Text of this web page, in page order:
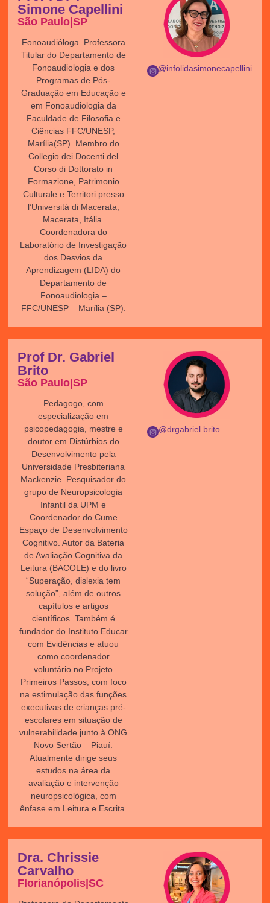
@infolidasimonecapellini
Simone Capellini
São Paulo|SP
Fonoaudióloga. Professora
Titular do Departamento de
Fonoaudiologia e dos
Programas de Pós-
Graduação em Educação e
em Fonoaudiologia da
Faculdade de Filosofia e
Ciências FFC/UNESP,
Marília(SP). Membro do
Collegio dei Docenti del
Corso di Dottorato in
Formazione, Patrimonio
Culturale e Territori presso
l’Università di Macerata,
Macerata, Itália.
Coordenadora do
Laboratório de Investigação
dos Desvios da
Aprendizagem (LIDA) do
Departamento de
Fonoaudiologia –
FFC/UNESP – Marília (SP).
@drgabriel.brito
Prof Dr. Gabriel
Brito
São Paulo|SP
Pedagogo, com
especialização em
psicopedagogia, mestre e
doutor em Distúrbios do
Desenvolvimento pela
Universidade Presbiteriana
Mackenzie. Pesquisador do
grupo de Neuropsicologia
Infantil da UPM e
Coordenador do Cume
Espaço de Desenvolvimento
Cognitivo. Autor da Bateria
de Avaliação Cognitiva da
Leitura (BACOLE) e do livro
“Superação, dislexia tem
solução”, além de outros
capítulos e artigos
científicos. Também é
fundador do Instituto Educar
com Evidências e atuou
como coordenador
voluntário no Projeto
Primeiros Passos, com foco
na estimulação das funções
executivas de crianças pré-
escolares em situação de
vulnerabilidade junto à ONG
Novo Sertão – Piauí.
Atualmente dirige seus
estudos na área da
avaliação e intervenção
neuropsicológica, com
ênfase em Leitura e Escrita.
Dra. Chrissie
Carvalho
Florianópolis|SC